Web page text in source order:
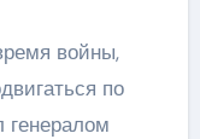
войны,
по
генералом